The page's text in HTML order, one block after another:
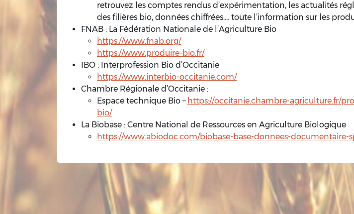
retrouvez les comptes rendus d’expérimentation, les actualités
des filières bio, données chiffrées…. toute l’information sur les
FNAB : La Fédération Nationale de l’Agriculture Bio
https://www.fnab.org/
https://www.produire-bio.fr/
IBO : Interprofession Bio d’Occitanie
https://www.interbio-occitanie.com/
Chambre Régionale d’Occitanie :
Espace technique Bio – https://occitanie.chambre-agriculture.fr/
bio/
La Biobase : Centre National de Ressources en Agriculture Biologique
https://www.abiodoc.com/biobase-base-donnees-documentaire-